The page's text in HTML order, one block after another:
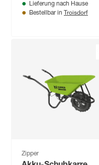
Lieferung nach Hause
Bestellbar in Troisdorf
Zipper